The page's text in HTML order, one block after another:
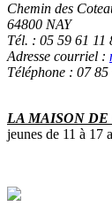
Chemin des
64800 NAY
Tél. : 05 59 61 11
Adresse courriel :
Téléphone : 07
LA MAISON
jeunes de 11 à 17